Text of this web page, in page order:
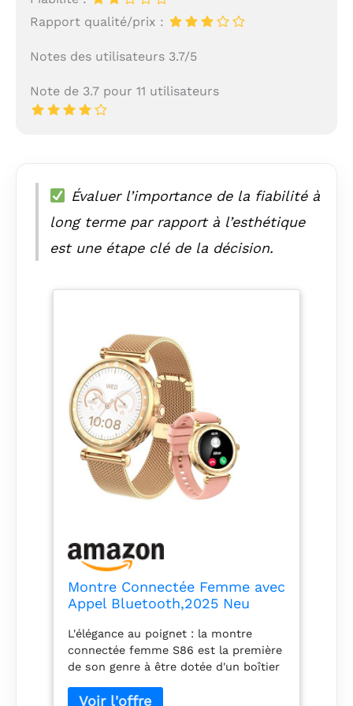
Rapport qualité/prix :
Notes des utilisateurs 3.7/5
Note de 3.7 pour 11 utilisateurs
Évaluer l’importance de la fiabilité à
long terme par rapport à l’esthétique
est une étape clé de la décision.
Montre Connectée Femme avec
Appel Bluetooth,2025 Neu
Smartwatch Santé Au
Féminin/Cycle
Menstruel/SpO2/Suivi du
Sommeil/110+ Modes Sportif
L'élégance au poignet : la montre
connectée femme S86 est la première
de son genre à être dotée d'un boîtier
confortable à porter sans perdre son